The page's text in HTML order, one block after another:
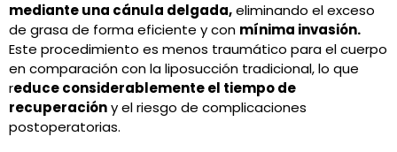
mediante una cánula delgada,eliminando el exceso
de grasa de forma eficiente y con mínima invasión.
Este procedimiento es menos traumático para el cuerpo
en comparación con la liposucción tradicional, lo que
reduce considerablemente el tiempo de
recuperacióny el riesgo de complicaciones
postoperatorias.